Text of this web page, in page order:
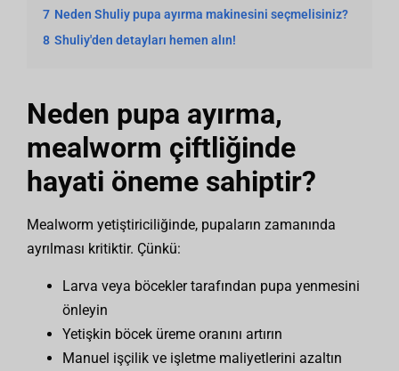
7 Neden Shuliy pupa ayırma makinesini seçmelisiniz?
8 Shuliy'den detayları hemen alın!
Neden pupa ayırma,
mealworm çiftliğinde
hayati öneme sahiptir?
Mealworm yetiştiriciliğinde, pupaların zamanında
ayrılması kritiktir. Çünkü:
Larva veya böcekler tarafından pupa yenmesini
önleyin
Yetişkin böcek üreme oranını artırın
Manuel işçilik ve işletme maliyetlerini azaltın